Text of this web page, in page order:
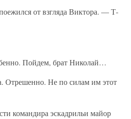
от взгляда Виктора. — Т-
Пойдем, брат Николай…
Отрешенно. Не по силам им этот
командира эскадрильи майор